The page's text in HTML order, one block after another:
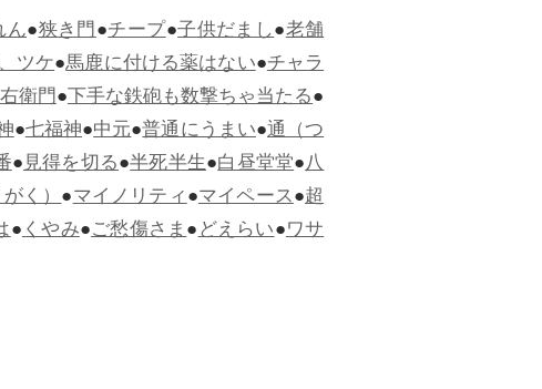
ん●狭き門●チープ●子供だまし●老舗
ツケ●馬鹿に付ける薬はない●チャラ
衛門●下手な鉄砲も数撃ちゃ当たる●
●七福神●中元●普通にうまい●通（つ
●見得を切る●半死半生●白昼堂堂●八
く）●マイノリティ●マイペース●超
●くやみ●ご愁傷さま●どえらい●ワサ